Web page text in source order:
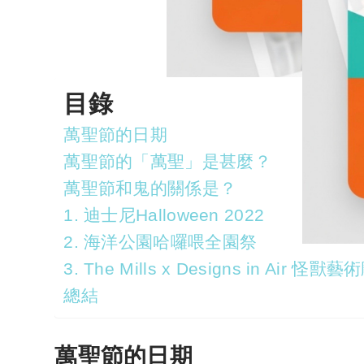
目錄
萬聖節的日期
萬聖節的「萬聖」是甚麼？
萬聖節和鬼的關係是？
1. 迪士尼Halloween 2022
2. 海洋公園哈囉喂全園祭
3. The Mills x Designs in Air 怪獸藝術
總結
萬聖節的日期